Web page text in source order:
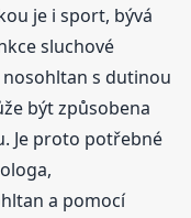
je i sport, bývá
sluchové
s dutinou
být způsobena
Je proto potřebné
a pomocí